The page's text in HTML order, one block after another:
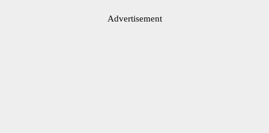
Advertisement